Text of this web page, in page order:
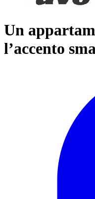
Un
l’accento